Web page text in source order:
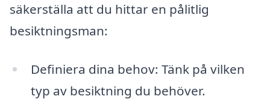
säkerställa att du hittar en pålitlig
besiktningsman:
Definiera dina behov: Tänk på vilken
typ av besiktning du behöver.